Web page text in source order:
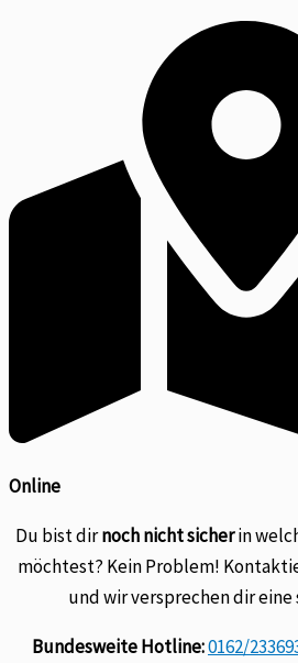
Online
Du bist dirnoch nicht sicherin
möchtest? Kein Problem!
und wir versprechen dir
Bundesweite Hotline:0162/